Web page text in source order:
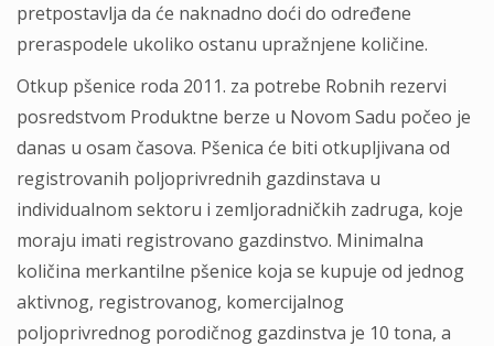
pretpostavlja da će naknadno doći do određene
preraspodele ukoliko ostanu upražnjene količine.
Otkup pšenice roda 2011. za potrebe Robnih rezervi
posredstvom Produktne berze u Novom Sadu počeo je
danas u osam časova. Pšenica će biti otkupljivana od
registrovanih poljoprivrednih gazdinstava u
individualnom sektoru i zemljoradničkih zadruga, koje
moraju imati registrovano gazdinstvo. Minimalna
količina merkantilne pšenice koja se kupuje od jednog
aktivnog, registrovanog, komercijalnog
poljoprivrednog porodičnog gazdinstva je 10 tona, a